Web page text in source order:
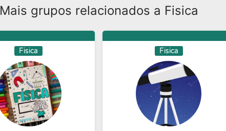
Mais grupos relacionados a Fisica
Fisica Fisica